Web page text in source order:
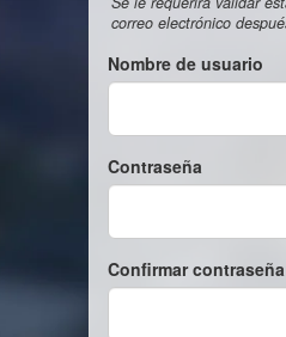
correo electrónico
Nombre de usuario
Contraseña
Confirmar contraseña